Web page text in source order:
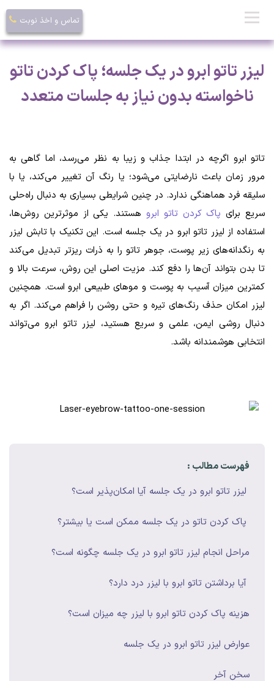
تماس و اخذ نوبت
لیزر تاتو ابرو در یک جلسه؛ پاک کردن تاتو
ناخواسته بدون نیاز به جلسات متعدد
تاتو ابرو اگرچه در ابتدا جذاب و زیبا به نظر می‌رسد، اما گاهی به
مرور زمان باعث نارضایتی می‌شود؛ یا رنگ آن تغییر می‌کند، یا با
سلیقه فرد هماهنگی ندارد. در چنین شرایطی بسیاری به دنبال راه‌حلی
سریع برای پاک کردن تاتو ابرو هستند. یکی از موثرترین روش‌ها،
استفاده از لیزر تاتو ابرو در یک جلسه است. این تکنیک با تابش لیزر
به رنگدانه‌های زیر پوست، جوهر تاتو را به ذرات ریزتر تبدیل می‌کند
تا بدن بتواند آن‌ها را دفع کند. مزیت اصلی این روش، سرعت بالا و
کمترین میزان آسیب به پوست و موهای طبیعی ابرو است. همچنین
لیزر امکان حذف رنگ‌های تیره و حتی روشن را فراهم می‌کند. اگر به
دنبال روشی ایمن، علمی و سریع هستید، لیزر تاتو ابرو می‌تواند
انتخابی هوشمندانه باشد.
فهرست مطالب :
ليزر تاتو ابرو در يک جلسه آيا امکان‌پذير است؟
پاک کردن تاتو در يک جلسه ممکن است يا بيشتر؟
مراحل انجام ليزر تاتو ابرو در يک جلسه چگونه است؟
آيا برداشتن تاتو ابرو با ليزر درد دارد؟
هزينه پاک کردن تاتو ابرو با ليزر چه ميزان است؟
عوارض ليزر تاتو ابرو در يک جلسه
سخن آخر